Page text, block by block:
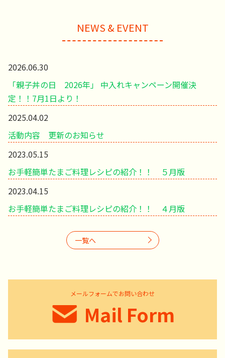
NEWS & EVENT
2026.06.30
「親子丼の日 2026年」 中入れキャンペーン開催決
定！！7月1日より！
2025.04.02
活動内容 更新のお知らせ
2023.05.15
お手軽簡単たまご料理レシピの紹介！！ ５月版
2023.04.15
お手軽簡単たまご料理レシピの紹介！！ ４月版
一覧へ
メールフォームでお問い合わせ
Mail Form